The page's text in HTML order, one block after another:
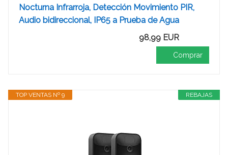
Nocturna Infrarroja, Detección Movimiento PIR,
Audio bidireccional, IP65 a Prueba de Agua
98,99 EUR
Comprar
REBAJAS
TOP VENTAS Nº 9